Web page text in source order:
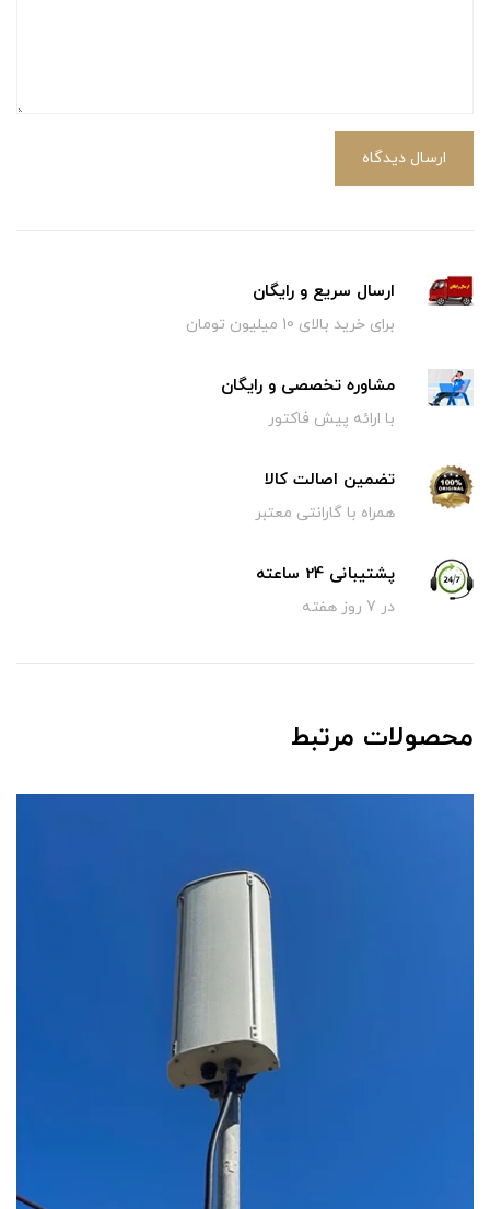
ارسال دیدگاه
ارسال سریع و رایگان
برای خرید بالای 10 میلیون تومان
مشاوره تخصصی و رایگان
با ارائه پیش فاکتور
تضمین اصالت کالا
همراه با گارانتی معتبر
پشتیبانی 24 ساعته
در 7 روز هفته
محصولات مرتبط